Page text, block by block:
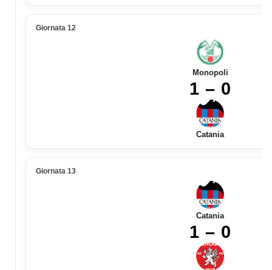
Giornata 12
Monopoli
1 – 0
Catania
Giornata 13
Catania
1 – 0